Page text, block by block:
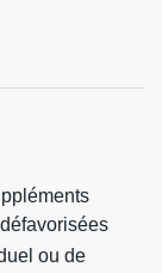
ou de